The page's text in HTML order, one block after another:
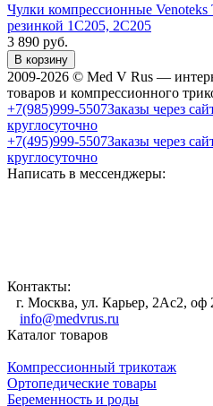
Чулки компрессионные
резинкой 1C205, 2C205
3 890 руб.
В корзину
2009-2026 © Med V Rus —
товаров и компрессионного
+7(985)999-5507Заказы через
круглосуточно
+7(495)999-5507Заказы через
круглосуточно
Написать в мессенджеры:
Контакты:
г. Москва, ул. Карьер, 2Ас2, оф
info@medvrus.ru
Каталог товаров
Компрессионный трикотаж
Ортопедические товары
Беременность и роды